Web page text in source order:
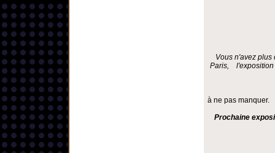
Vous n'avez plus
Paris, l'exposition
à ne pas manquer.
Prochaine